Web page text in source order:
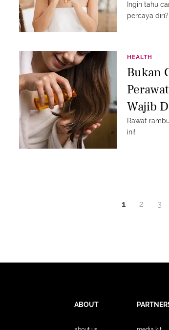
Ingin tahu
percaya
HEALTH
Bukan
Wajib
Rawat
ini!
1 2 3
ABOUT